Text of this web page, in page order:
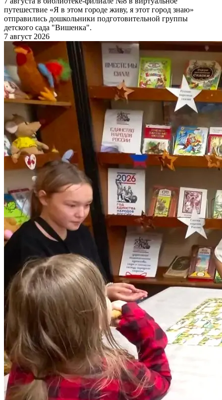
путешествие «Я в этом городе живу, я этот город знаю»
отправились дошкольники подготовительной группы
детского сада "Вишенка".
7 август 2026